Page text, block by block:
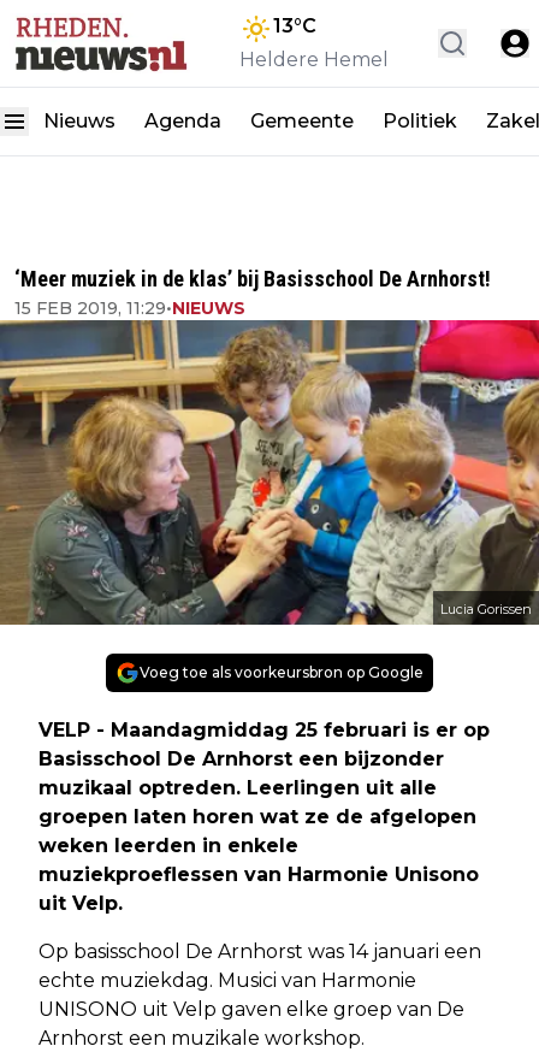
13°C
Heldere Hemel
Nieuws Agenda Gemeente Politiek
‘Meer muziek in de klas’ bij Basisschool De Arnhorst!
15 FEB 2019, 11:29•NIEUWS
Lucia Gorissen
Voeg toe als voorkeursbron op Google
VELP - Maandagmiddag 25 februari is er op
Basisschool De Arnhorst een bijzonder
muzikaal optreden. Leerlingen uit alle
groepen laten horen wat ze de afgelopen
weken leerden in enkele
muziekproeflessen van Harmonie Unisono
uit Velp.
Op basisschool De Arnhorst was 14 januari een
echte muziekdag. Musici van Harmonie
UNISONO uit Velp gaven elke groep van De
Arnhorst een muzikale workshop.